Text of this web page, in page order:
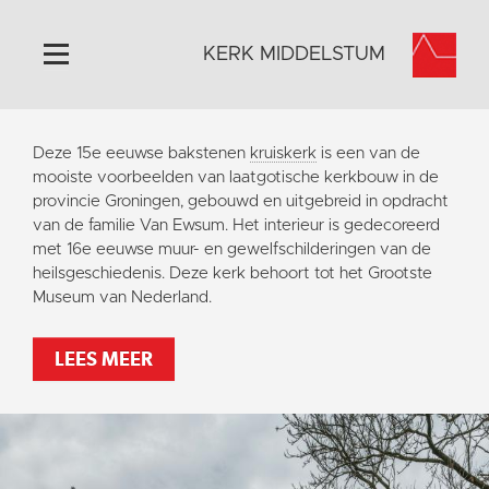
Home
Algemeen
Historie
Omgeving
Het Grootste Museum
Steun ons
KERK MIDDELSTUM
Deze 15e eeuwse bakstenen kruiskerk is een van de
mooiste voorbeelden van laatgotische kerkbouw in de
provincie Groningen, gebouwd en uitgebreid in opdracht
van de familie Van Ewsum. Het interieur is gedecoreerd
met 16e eeuwse muur- en gewelfschilderingen van de
heilsgeschiedenis. Deze kerk behoort tot het Grootste
Museum van Nederland.
LEES MEER